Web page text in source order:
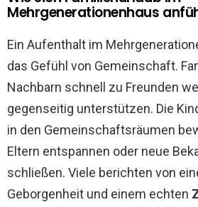
Mehrgenerationenhaus
Ein Aufenthalt im
das Gefühl von Gemeinschaft.
Nachbarn schnell zu Freunden
gegenseitig unterstützen. Die
in den Gemeinschaftsräumen
Eltern entspannen oder neue
schließen. Viele berichten von
Geborgenheit und einem echten